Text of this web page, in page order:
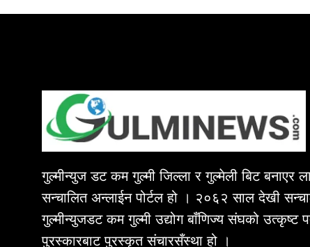
गुल्मीन्युज डट कम गुल्मी जिल्ला र गुल्मेली बिट बनाएर
सन्चालित अन्लाईन पोर्टल हो । २०६२ साल देखी
गुल्मीन्युजडट कम गुल्मी उद्योग बाँणिज्य संघको उत्कृष्ट
पुरस्कारबाट पुरस्कृत संचारसँस्था हो ।